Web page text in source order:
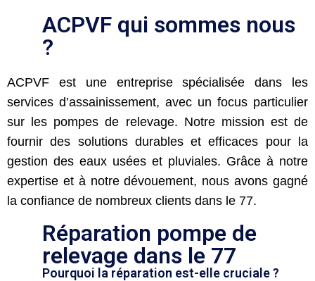
ACPVF qui sommes nous
?
ACPVF est une entreprise spécialisée dans les
services d’assainissement, avec un focus particulier
sur les pompes de relevage. Notre mission est de
fournir des solutions durables et efficaces pour la
gestion des eaux usées et pluviales. Grâce à notre
expertise et à notre dévouement, nous avons gagné
la confiance de nombreux clients dans le 77.
Réparation pompe de
relevage dans le 77
Pourquoi la réparation est-elle cruciale ?